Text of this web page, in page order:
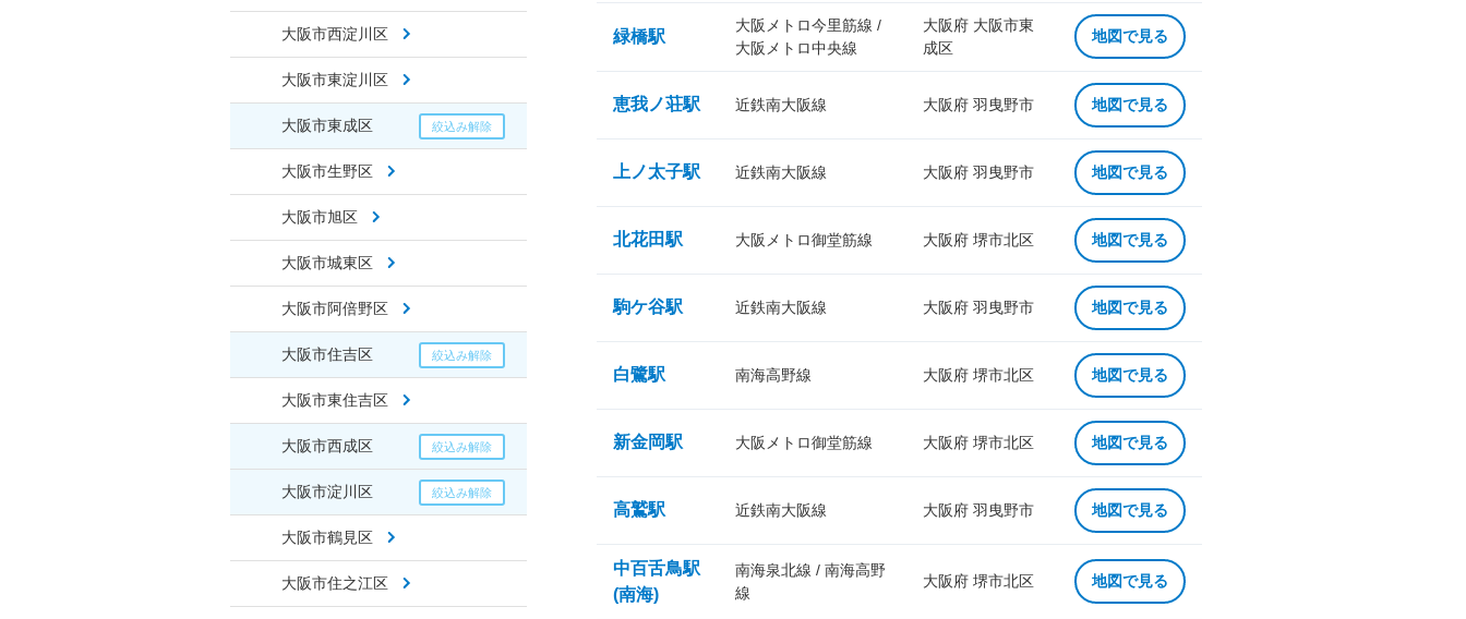
大阪市西淀川区
大阪市東淀川区
大阪市東成区
大阪市生野区
大阪市旭区
大阪市城東区
大阪市阿倍野区
大阪市住吉区
大阪市東住吉区
大阪市西成区
大阪市淀川区
大阪市鶴見区
大阪市住之江区
緑橋駅
大阪メトロ今里筋線 /
大阪メトロ中央線
大阪府 大阪市東
成区
地図で見る
恵我ノ荘駅 近鉄南大阪線 大阪府 羽曳野市 地図で見る
上ノ太子駅 近鉄南大阪線 大阪府 羽曳野市 地図で見る
北花田駅 大阪メトロ御堂筋線 大阪府 堺市北区 地図で見る
駒ケ谷駅 近鉄南大阪線 大阪府 羽曳野市 地図で見る
白鷺駅 南海高野線 大阪府 堺市北区 地図で見る
新金岡駅 大阪メトロ御堂筋線 大阪府 堺市北区 地図で見る
高鷲駅 近鉄南大阪線 大阪府 羽曳野市 地図で見る
中百舌鳥駅
(南海)
南海泉北線 / 南海高野
線
大阪府 堺市北区 地図で見る